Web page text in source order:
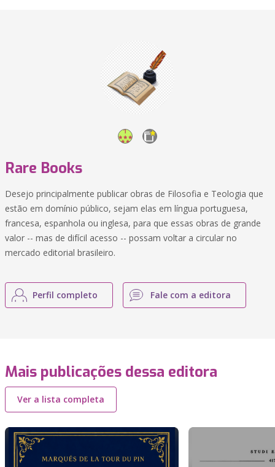
Rare Books
Desejo principalmente publicar obras de Filosofia e Teologia que
estão em domínio público, sejam elas em língua portuguesa,
francesa, espanhola ou inglesa, para que essas obras de grande
valor -- mas de difícil acesso -- possam voltar a circular no
mercado editorial brasileiro.
Perfil completo Fale com a editora
Mais publicações dessa editora
Ver a lista completa